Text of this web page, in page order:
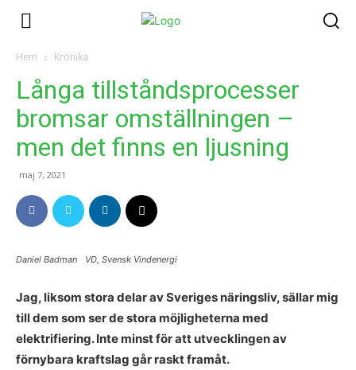
Hem Krönika
Långa tillståndsprocesser
bromsar omställningen –
men det finns en ljusning
maj 7, 2021
Daniel Badman VD, Svensk Vindenergi
Jag, liksom stora delar av Sveriges näringsliv, sällar mig
till dem som ser de stora möjligheterna med
elektrifiering. Inte minst för att utvecklingen av
förnybara kraftslag går raskt framåt.